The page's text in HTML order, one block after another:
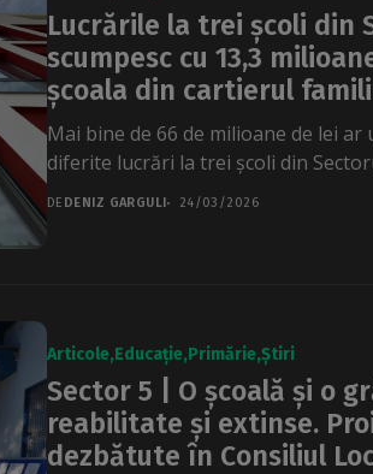
Lucrările la trei școli din
scumpesc cu 13,3
școala din cartierul
Mai bine de 66 de milioane de lei
diferite lucrări la trei școli din
DE DENIZ GARGULI 24/03/2026
Articole Educație Primărie Știri
Sector 5 | O școală și o
reabilitate și extinse.
dezbătute în Consiliul